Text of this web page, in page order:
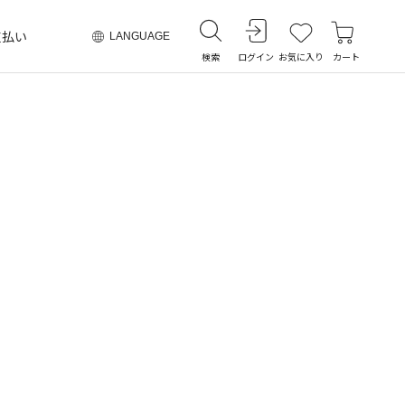
い LANGUAGE
検索 ログイン お気に入り カート